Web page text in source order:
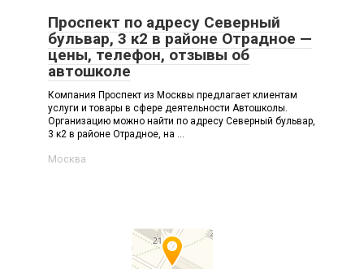
Проспект по адресу Северный
бульвар, 3 к2 в районе Отрадное —
цены, телефон, отзывы об
автошколе
Компания Проспект из Москвы предлагает клиентам
услуги и товары в сфере деятельности Автошколы.
Организацию можно найти по адресу Северный бульвар,
3 к2 в районе Отрадное, на ...
Москва